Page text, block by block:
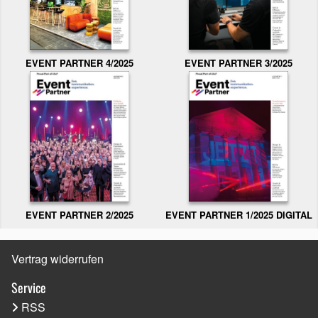
EVENT PARTNER 4/2025 EVENT PARTNER 3/2025
EVENT PARTNER 2/2025 EVENT PARTNER 1/2025 DIGITAL
Vertrag widerrufen
Service
RSS